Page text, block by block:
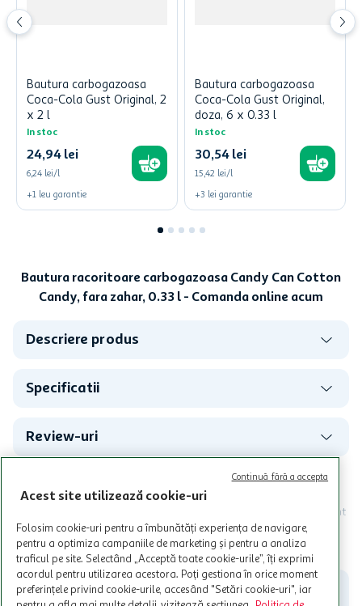
Bautura carbogazoasa
Coca-Cola Gust Original, 2
x 2 l
In stoc
24,94 lei
6,24 lei/l
+1 leu garantie
Bautura carbogazoasa
Coca-Cola Gust Original,
doza, 6 x 0.33 l
In stoc
30,54 lei
15,42 lei/l
+3 lei garantie
Bautura racoritoare carbogazoasa Candy Can Cotton
Candy, fara zahar, 0.33 l - Comanda online acum
Descriere produs
Specificatii
Review-uri
Programul MyCLUB Auchan se adreseaza persoanelor fizice care
au varsta de peste 18 ani impliniti la data inscrierii și care accepta
Termenele și Condițiile Programului. Ofertele MyCLUB Auchan sunt
valabile in limita stocurilor disponibile. Beneficiile se acorda in
limita a 12 unitati / card client o singura data in perioada promotiei.
Cardul poate fi utilizat doar in legatura cu magazinele Auchan
participante și pentru acțiuni promotionale indicate de Auchan si
nu poate fi utilizat in legatura cu alti comercianți sau pentru alte
activitati in afara celor mentionate in Termene si Conditii. Auchan
CITESTE MAI MULT
Acest site utilizează cookie-uri
Folosim cookie-uri pentru a îmbunătăți experiența de navigare,
pentru a optimiza campaniile de marketing și pentru a analiza
traficul pe site. Selectând „Acceptă toate cookie-urile”, îți exprimi
acordul pentru utilizarea acestora. Poți gestiona în orice moment
preferințele privind cookie-urile, accesând "Setări cookie-uri", iar
Continuă fără a accepta